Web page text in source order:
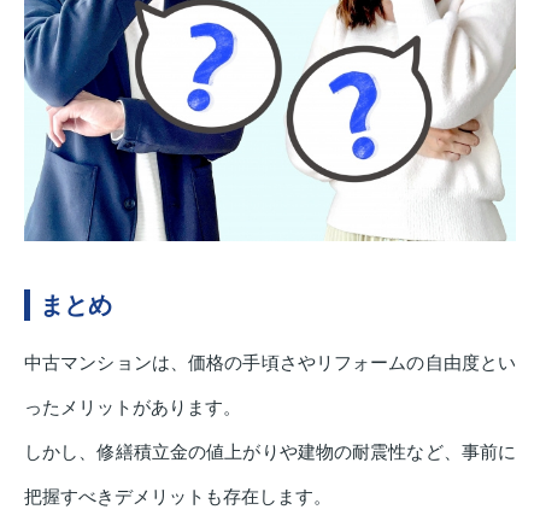
まとめ
中古マンションは、価格の手頃さやリフォームの自由度とい
ったメリットがあります。
しかし、修繕積立金の値上がりや建物の耐震性など、事前に
把握すべきデメリットも存在します。